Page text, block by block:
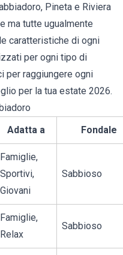
Pineta e Riviera
ma tutte ugualmente
caratteristiche di ogni
per ogni tipo di
per raggiungere ogni
per la tua estate 2026.
Adatta a Fondale
Famiglie,
Sportivi,
Giovani
Sabbioso
Famiglie,
Relax
Sabbioso